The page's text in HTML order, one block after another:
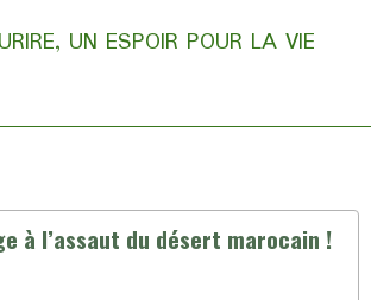
UN ESPOIR POUR LA VIE
à l’assaut du désert marocain !